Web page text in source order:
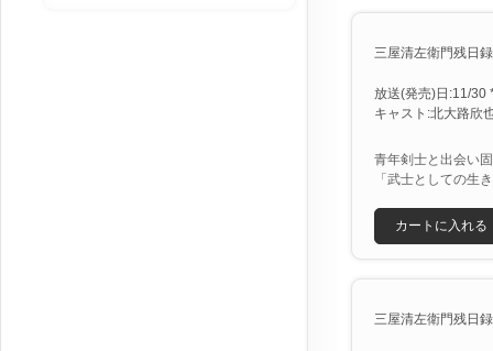
三屋清左衛門残日
放送(発売)日:11/30
キャスト:北大路欣
青年剣士と出会い
「武士としての生
カートに入れる
三屋清左衛門残日